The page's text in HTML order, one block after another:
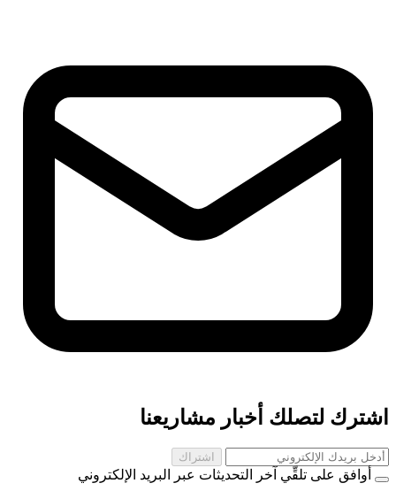
اشترك لتصلك أخبار مشاريعنا
اشتراك
أوافق على تلقِّي آخر التحديثات عبر البريد الإلكتروني